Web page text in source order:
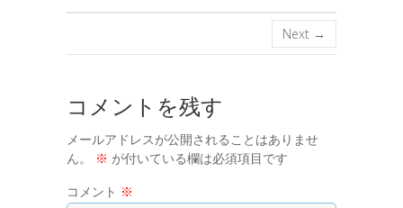
Next →
コメントを残す
メールアドレスが公開されることはありませ
ん。
※ が付いている欄は必須項目です
コメント ※